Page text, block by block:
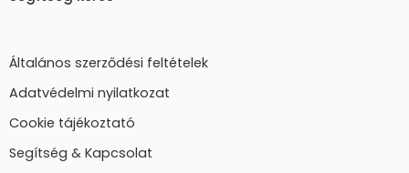
Általános szerződési feltételek
Adatvédelmi nyilatkozat
Cookie tájékoztató
Segítség & Kapcsolat